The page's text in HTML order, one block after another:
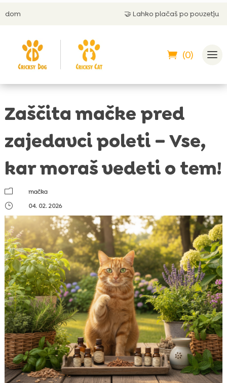
Lahko plačaš po povzetju
(0)
Zaščita mačke pred
zajedavci poleti – Vse,
kar moraš vedeti o tem!
m
mačka
}
04. 02. 2026